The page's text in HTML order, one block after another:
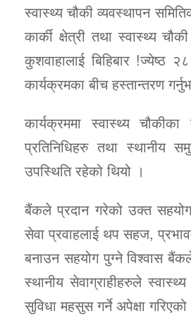
स्वास्थ्य चौकी व्यवस्थापन
कार्की क्षेत्री तथा स्वास्थ्य
कुशवाहालाई बिहिबार !ज्येष्ठ
कार्यक्रमका बीच हस्तान्तरण
कार्यक्रममा स्वास्थ्य
प्रतिनिधिहरु तथा स्थानीय
उपस्थिति रहेको थियो ।
बैंकले प्रदान गरेको उक्त
सेवा प्रवाहलाई थप सहज,
बनाउन सहयोग पुग्ने विश्वास
स्थानीय सेवाग्राहीहरुले
सुविधा महसुस गर्ने अपेक्षा